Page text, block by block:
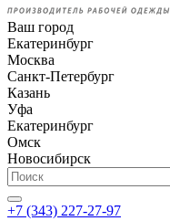
Ваш город
Екатеринбург
Москва
Санкт-Петербург
Казань
Уфа
Екатеринбург
Омск
Новосибирск
+7 (343) 227-27-97